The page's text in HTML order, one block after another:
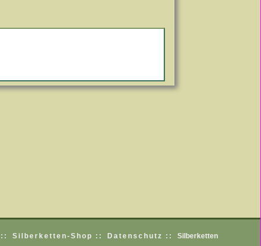
Silberketten-Shop :: Datenschutz :: Silberketten